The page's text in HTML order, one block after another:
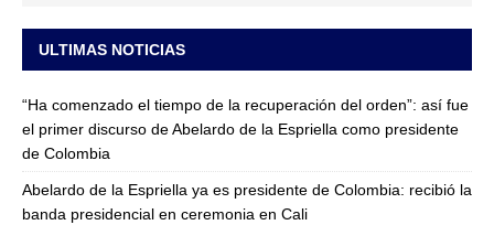
ULTIMAS NOTICIAS
“Ha comenzado el tiempo de la recuperación del orden”: así fue
el primer discurso de Abelardo de la Espriella como presidente
de Colombia
Abelardo de la Espriella ya es presidente de Colombia: recibió la
banda presidencial en ceremonia en Cali